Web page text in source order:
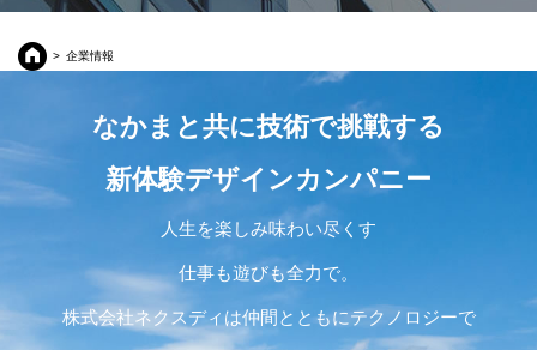
企業情報
なかまと共に技術で挑戦する
新体験デザインカンパニー
人生を楽しみ味わい尽くす
仕事も遊びも全力で。
株式会社ネクスディは仲間とともにテクノロジーで